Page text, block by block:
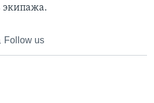
экипажа.
Follow us